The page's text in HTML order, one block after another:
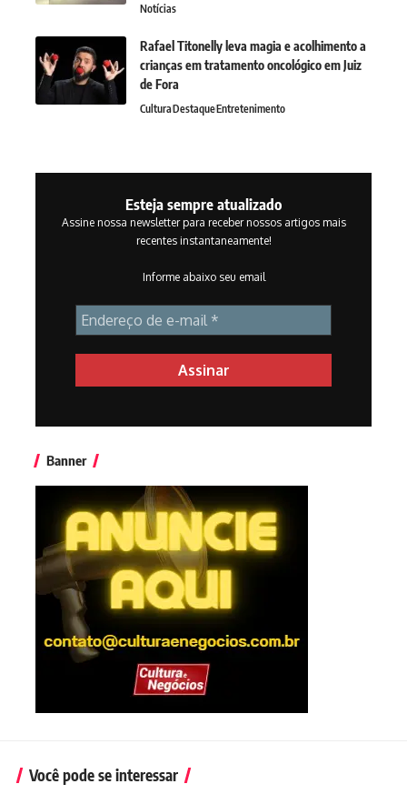
Notícias
Rafael Titonelly leva magia e acolhimento a
crianças em tratamento oncológico em Juiz
de Fora
CulturaDestaqueEntretenimento
Esteja sempre atualizado
Assine nossa newsletter para receber nossos artigos mais
recentes instantaneamente!
Informe abaixo seu email
Banner
Você pode se interessar